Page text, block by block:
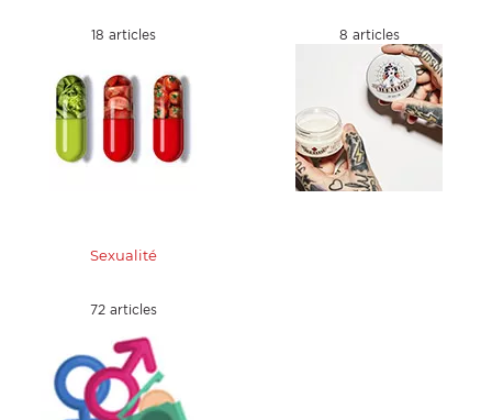
18 articles 8 articles
Sexualité
72 articles